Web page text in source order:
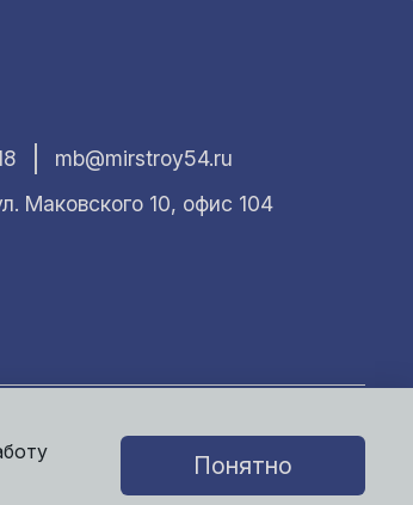
mb@mirstroy54.ru
Маковского 10, офис 104
менеджеров.
Понятно